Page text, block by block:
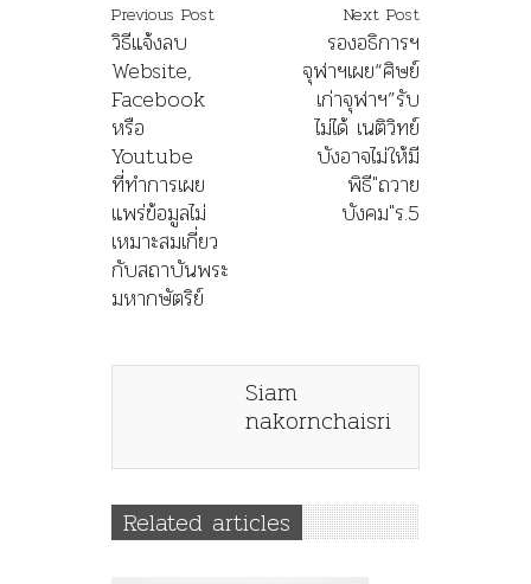
Previous Post
วิธีแจ้งลบ
Website,
Facebook
หรือ
Youtube​
ที่ทำการเผย
แพร่ข้อมูลไม่
เหมาะสมเกี่ยว
กับสถาบันพระ
มหากษัตริย์
Next Post
รองอธิการฯ
จุฬาฯเผย“ศิษย์
เก่าจุฬาฯ”รับ
ไม่ได้ เนติวิทย์
บังอาจไม่ให้มี
พิธี"ถวาย
บังคม"ร.5
Siam
nakornchaisri
Related articles